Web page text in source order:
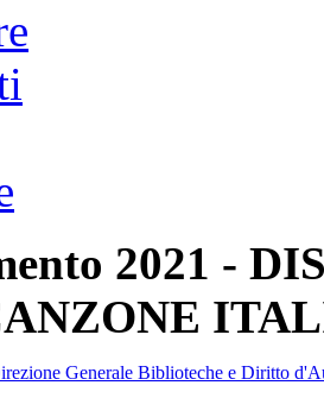
2021 -
Generale Biblioteche e Diritto